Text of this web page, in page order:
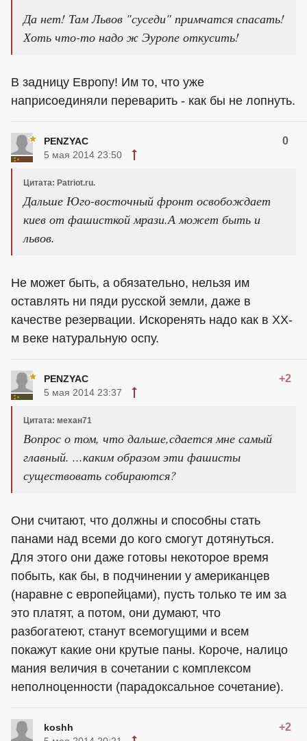
Да нет! Там Львов "суседи" примчатся спасать!
Хоть что-то надо ж Эуропе откусить!
В задницу Европу! Им то, что уже
наприсоединяли переварить - как бы не лопнуть.
PENZYAC 0
5 мая 2014 23:50
Цитата: Patriot.ru.
Дальше Юго-восточный фронт освобождает
киев от фашисткой мрази.А может быть и
львов.
Не может быть, а обязательно, нельзя им
оставлять ни пяди русской земли, даже в
качестве резервации. Искоренять надо как в ХХ-
м веке натуральную оспу.
PENZYAC +2
5 мая 2014 23:37
Цитата: механ71
Вопрос о том, что дальше,сдается мне самый
главный. ...каким образом эти фашисты
существовать собираются?
Они считают, что должны и способны стать
панами над всеми до кого смогут дотянуться.
Для этого они даже готовы некоторое время
побыть, как бы, в подчинении у американцев
(наравне с европейцами), пусть только те им за
это платят, а потом, они думают, что
разбогатеют, станут всемогущими и всем
покажут какие они крутые паны. Короче, налицо
мания величия в сочетании с комплексом
неполноценности (парадоксальное сочетание).
koshh +2